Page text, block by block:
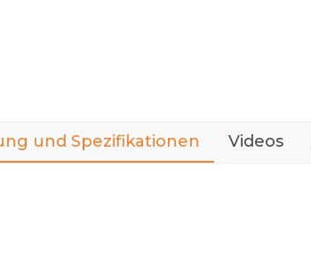
und Spezifikationen Videos